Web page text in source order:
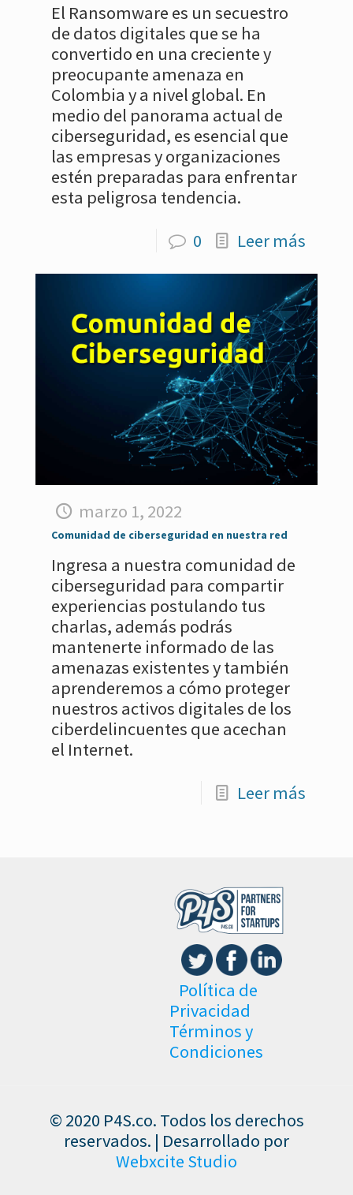
El Ransomware es un secuestro
de datos digitales que se ha
convertido en una creciente y
preocupante amenaza en
Colombia y a nivel global. En
medio del panorama actual de
ciberseguridad, es esencial que
las empresas y organizaciones
estén preparadas para enfrentar
esta peligrosa tendencia.
0
Leer más
marzo 1, 2022
Comunidad de ciberseguridad en nuestra red
Ingresa a nuestra comunidad de
ciberseguridad para compartir
experiencias postulando tus
charlas, además podrás
mantenerte informado de las
amenazas existentes y también
aprenderemos a cómo proteger
nuestros activos digitales de los
ciberdelincuentes que acechan
el Internet.
Leer más
Política de
Privacidad
Términos y
Condiciones
© 2020 P4S.co. Todos los derechos
reservados. | Desarrollado por
Webxcite Studio